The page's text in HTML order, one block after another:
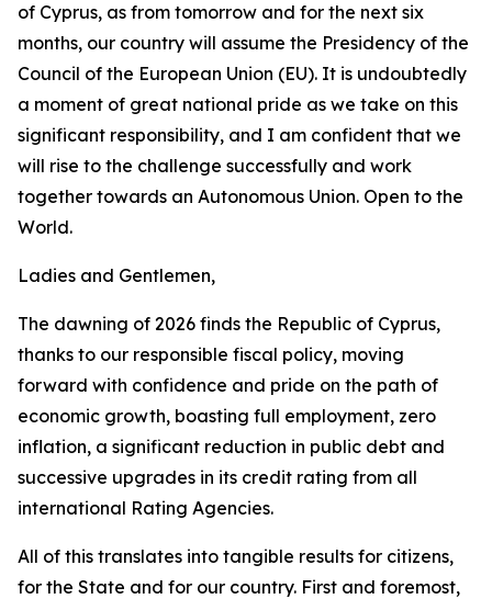
of Cyprus, as from tomorrow and for the next six
months, our country will assume the Presidency of the
Council of the European Union (EU). It is undoubtedly
a moment of great national pride as we take on this
significant responsibility, and I am confident that we
will rise to the challenge successfully and work
together towards an Autonomous Union. Open to the
World.
Ladies and Gentlemen,
The dawning of 2026 finds the Republic of Cyprus,
thanks to our responsible fiscal policy, moving
forward with confidence and pride on the path of
economic growth, boasting full employment, zero
inflation, a significant reduction in public debt and
successive upgrades in its credit rating from all
international Rating Agencies.
All of this translates into tangible results for citizens,
for the State and for our country. First and foremost,